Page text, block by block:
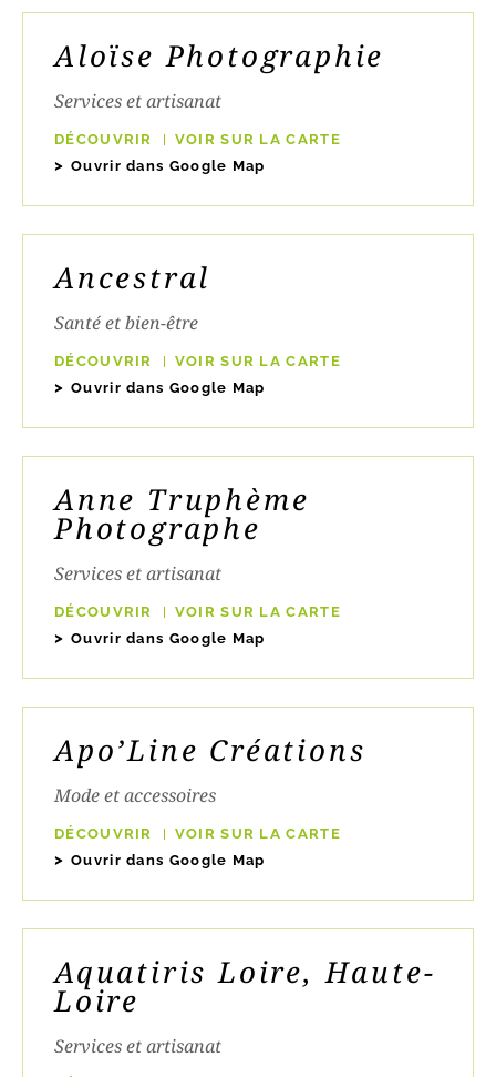
Aloïse Photographie
Services et artisanat
DÉCOUVRIR
VOIR SUR LA CARTE
Ouvrir dans Google Map
Ancestral
Santé et bien-être
DÉCOUVRIR
VOIR SUR LA CARTE
Ouvrir dans Google Map
Anne Truphème
Photographe
Services et artisanat
DÉCOUVRIR
VOIR SUR LA CARTE
Ouvrir dans Google Map
Apo’Line Créations
Mode et accessoires
DÉCOUVRIR
VOIR SUR LA CARTE
Ouvrir dans Google Map
Aquatiris Loire, Haute-
Loire
Services et artisanat